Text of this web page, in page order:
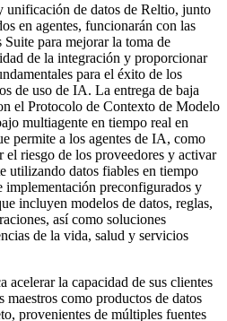
unificación de datos de Reltio, junto
en agentes, funcionarán con las
para mejorar la toma de
de la integración y proporcionar
para el éxito de los
de uso de IA. La entrega de baja
el Protocolo de Contexto de Modelo
multiagente en tiempo real en
permite a los agentes de IA, como
el riesgo de los proveedores y activar
utilizando datos fiables en tiempo
implementación preconfigurados y
incluyen modelos de datos, reglas,
así como soluciones
de la vida, salud y servicios
acelerar la capacidad de sus clientes
maestros como productos de datos
provenientes de múltiples fuentes